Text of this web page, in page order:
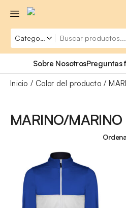
Sobre NosotrosPreguntas
Inicio Color del producto
MARINO/MARINO